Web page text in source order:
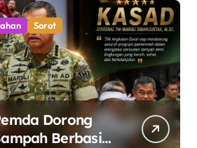
Sorot
Dorong
Berbasis